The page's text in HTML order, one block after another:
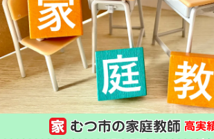
むつ市の家庭教師 高実